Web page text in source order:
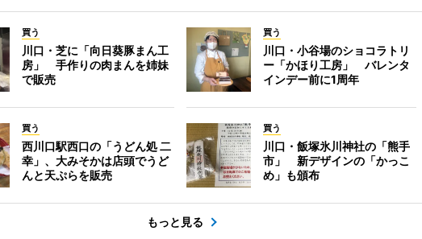
買う
川口・芝に「向日葵豚まん工
房」 手作りの肉まんを姉妹
で販売
買う
川口・小谷場のショコラトリ
ー「かほり工房」 バレンタ
インデー前に1周年
買う
西川口駅西口の「うどん処 二
幸」、大みそかは店頭でうど
んと天ぷらを販売
買う
川口・飯塚氷川神社の「熊手
市」 新デザインの「かっこ
め」も頒布
もっと見る